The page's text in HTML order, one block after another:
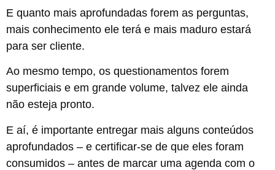
E quanto mais aprofundadas forem as perguntas,
mais conhecimento ele terá e mais maduro estará
para ser cliente.
Ao mesmo tempo, os questionamentos forem
superficiais e em grande volume, talvez ele ainda
não esteja pronto.
E aí, é importante entregar mais alguns conteúdos
aprofundados – e certificar-se de que eles foram
consumidos – antes de marcar uma agenda com o